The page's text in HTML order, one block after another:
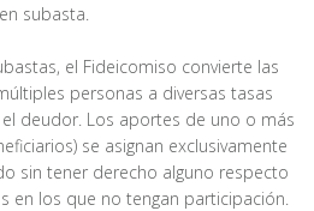
subasta.
el Fideicomiso convierte las
personas a diversas tasas
deudor. Los aportes de uno o más
se asignan exclusivamente
sin tener derecho alguno respecto
en los que no tengan participación.